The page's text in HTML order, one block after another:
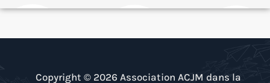
Copyright © 2026 Association ACJM dans la